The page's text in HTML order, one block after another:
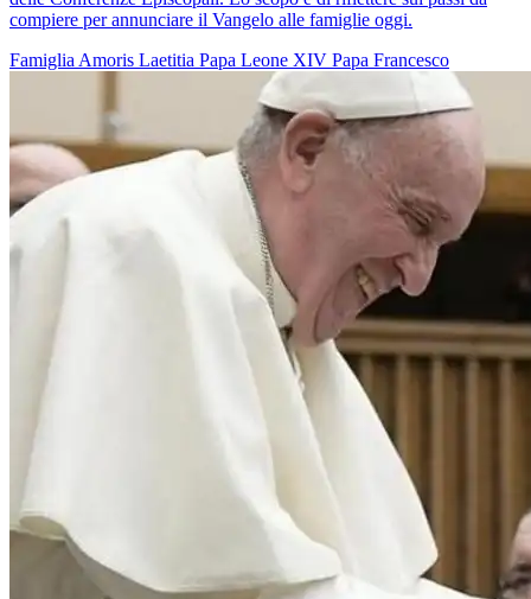
compiere per annunciare il Vangelo alle famiglie oggi.
Famiglia Amoris Laetitia Papa Leone XIV Papa Francesco